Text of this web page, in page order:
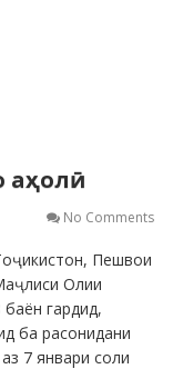
аҳолӣ
No Comments
Пешвои
Олии
баён гардид,
ба расонидани
7 январи соли